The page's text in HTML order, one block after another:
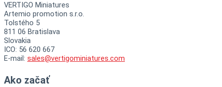
VERTIGO Miniatures
Artemio promotion s.r.o.
Tolstého 5
811 06 Bratislava
Slovakia
ICO: 56 620 667
E-mail: sales@vertigominiatures.com
Ako začať